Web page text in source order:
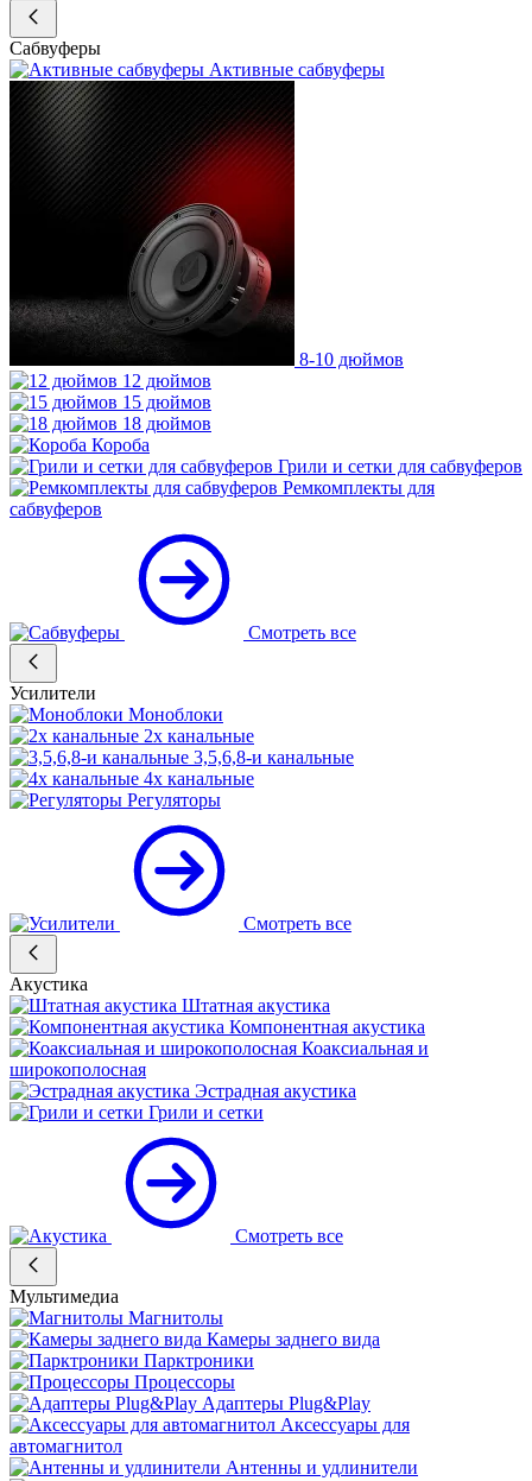
Сабвуферы
Активные сабвуферы
8-10 дюймов
12 дюймов
15 дюймов
18 дюймов
Короба
Грили и сетки для сабвуферов
Ремкомплекты для
сабвуферов
Смотреть все
Усилители
Моноблоки
2х канальные
3,5,6,8-и канальные
4х канальные
Регуляторы
Смотреть все
Акустика
Штатная акустика
Компонентная акустика
Коаксиальная и
широкополосная
Эстрадная акустика
Грили и сетки
Смотреть все
Мультимедиа
Магнитолы
Камеры заднего вида
Парктроники
Процессоры
Адаптеры Plug&Play
Аксессуары для
автомагнитол
Антенны и удлинители